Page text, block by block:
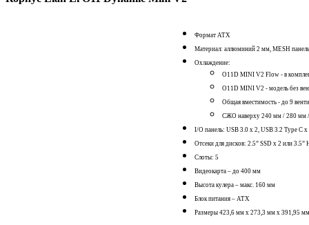
Формат АТХ
Материал: аллюминий 2 мм, MESH
Охлаждение:
О11D MINI V2 Flow - в
О11D MINI V2 - модель без
Общая вместимость - до 9
СЖО наверху 240 мм / 280 мм
I/O панель: USB 3.0 x 2, USB 3.2 Type C
Отсеки для дисков: 2.5” SSD x 2 или
Слоты: 5
Видеокарта – до 400 мм
Высота кулера – макс. 160 мм
Блок питания – АТХ
Размеры 423,6 мм x 273,3 мм x 391,95 мм